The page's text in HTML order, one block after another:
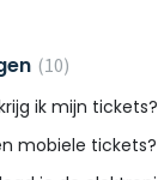
10
ik mijn tickets?
mobiele tickets?